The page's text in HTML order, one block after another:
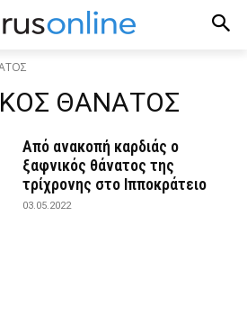
ΘΑΝΑΤΟΣ
Από ανακοπή καρδιάς ο
ξαφνικός θάνατος της
τρίχρονης στο Ιπποκράτειο
03.05.2022